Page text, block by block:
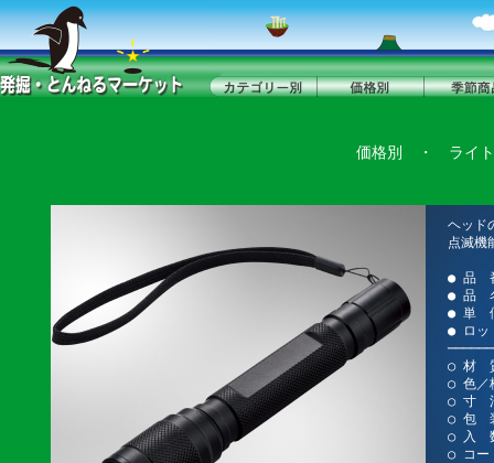
価格別 ・ ライト
ヘッド
点滅機
● 品
● 品
● 単
● ロッ
○ 材
○ 色／
○ 寸
○ 包
○ 入
○ コー